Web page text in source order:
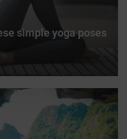
simple yoga poses